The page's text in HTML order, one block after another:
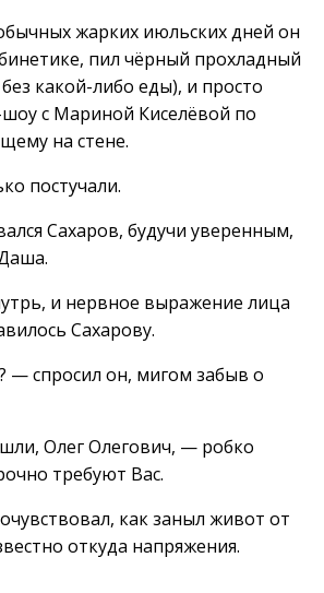
жарких июльских дней он
пил чёрный прохладный
какой-либо еды), и просто
шоу с Мариной Киселёвой по
на стене.
постучали.
Сахаров, будучи уверенным,
и нервное выражение лица
Сахарову.
— спросил он, мигом забыв о
Олег Олегович, — робко
требуют Вас.
как заныл живот от
откуда напряжения.